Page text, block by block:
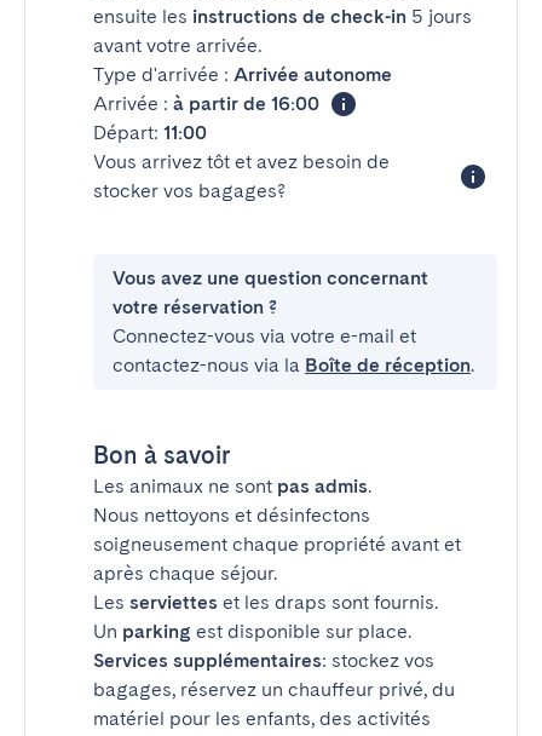
ensuite les instructions de check-in 5 jours
avant votre arrivée.
Type d'arrivée : Arrivée autonome
Arrivée : à partir de 16:00
Départ: 11:00
Vous arrivez tôt et avez besoin de
stocker vos bagages?
Vous avez une question concernant
votre réservation ?
Connectez-vous via votre e-mail et
contactez-nous via la Boîte de réception.
Bon à savoir
Les animaux ne sont pas admis.
Nous nettoyons et désinfectons
soigneusement chaque propriété avant et
après chaque séjour.
Les serviettes et les draps sont fournis.
Un parking est disponible sur place.
Services supplémentaires: stockez vos
bagages, réservez un chauffeur privé, du
matériel pour les enfants, des activités